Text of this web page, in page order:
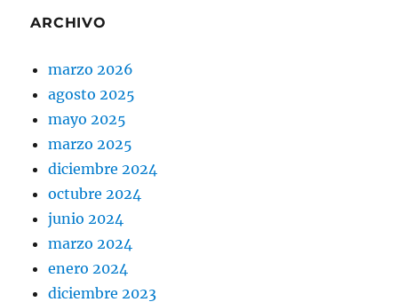
ARCHIVO
marzo 2026
agosto 2025
mayo 2025
marzo 2025
diciembre 2024
octubre 2024
junio 2024
marzo 2024
enero 2024
diciembre 2023